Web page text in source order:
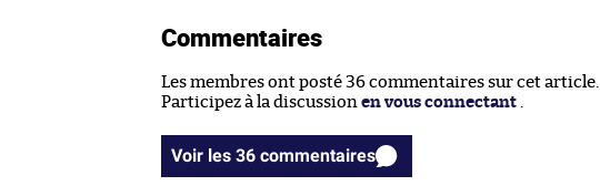
Commentaires
Les membres ont posté 36 commentaires sur cet article.
Participez à la discussion en vous connectant .
Voir les 36 commentaires